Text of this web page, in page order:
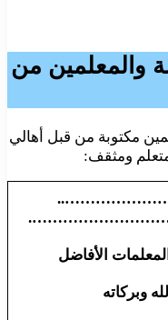
والمعلمين من
مكتوبة من قبل أهالي
ومثقف:
…………………..
……………………….
الأفاضل
وبركاته